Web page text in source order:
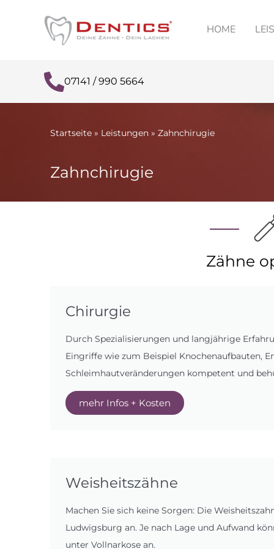
HOME
07141 / 990 5664
Startseite » Leistungen » Zahnchirugie
Zahnchirugie
Zähne
Chirurgie
Durch Spezialisierungen und langjährige
Eingriffe wie zum Beispiel Knochenaufbauten,
Schleimhautveränderungen kompetent und
mehr Infos + Kosten
Weisheitszähne
Machen Sie sich keine Sorgen: Die
Ludwigsburg an. Je nach Lage und Aufwand
unter Vollnarkose an.